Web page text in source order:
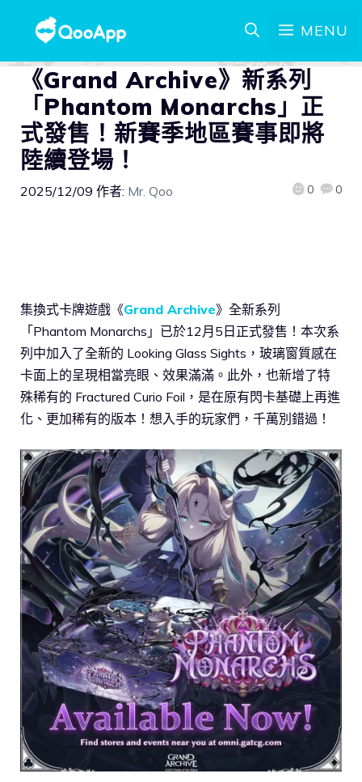
MENU
《Grand Archive》新系列
「Phantom Monarchs」正
式發售！新賽季地區賽事即將
陸續登場！
2025/12/09 作者: Mr. Qoo 0 0
集換式卡牌遊戲《Grand Archive》全新系列
「Phantom Monarchs」已於12月5日正式發售！本次系
列中加入了全新的 Looking Glass Sights，玻璃窗質感在
卡面上的呈現相當亮眼、效果滿滿。此外，也新增了特
殊稀有的 Fractured Curio Foil，是在原有閃卡基礎上再進
化、更加稀有的版本！想入手的玩家們，千萬別錯過！